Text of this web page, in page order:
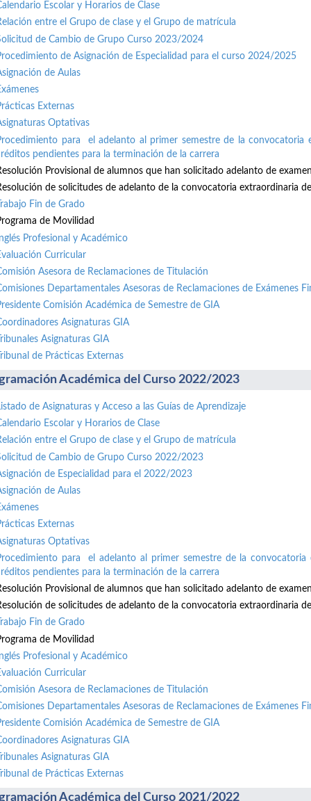
Escolar y Horarios de Clase
entre el Grupo de clase y el Grupo de matrícula
de Cambio de Grupo Curso 2023/2024
de Asignación de Especialidad para el curso 2024/2025
de Aulas
Externas
Optativas
para el adelanto al primer semestre de la
pendientes para la terminación de la carrera
Provisional de alumnos que han solicitado adelanto de examen
de solicitudes de adelanto de la convocatoria extraordinaria
Fin de Grado
de Movilidad
Profesional y Académico
Curricular
Asesora de Reclamaciones de Titulación
Departamentales Asesoras de Reclamaciones de Exámenes
Comisión Académica de Semestre de GIA
Asignaturas GIA
Asignaturas GIA
de Prácticas Externas
Académica del Curso 2022/2023
de Asignaturas y Acceso a las Guías de Aprendizaje
Escolar y Horarios de Clase
entre el Grupo de clase y el Grupo de matrícula
de Cambio de Grupo Curso 2022/2023
de Especialidad para el 2022/2023
de Aulas
Externas
Optativas
para el adelanto al primer semestre de la
pendientes para la terminación de la carrera
Provisional de alumnos que han solicitado adelanto de examen
de solicitudes de adelanto de la convocatoria extraordinaria
Fin de Grado
de Movilidad
Profesional y Académico
Curricular
Asesora de Reclamaciones de Titulación
Departamentales Asesoras de Reclamaciones de Exámenes
Comisión Académica de Semestre de GIA
Asignaturas GIA
Asignaturas GIA
de Prácticas Externas
Académica del Curso 2021/2022